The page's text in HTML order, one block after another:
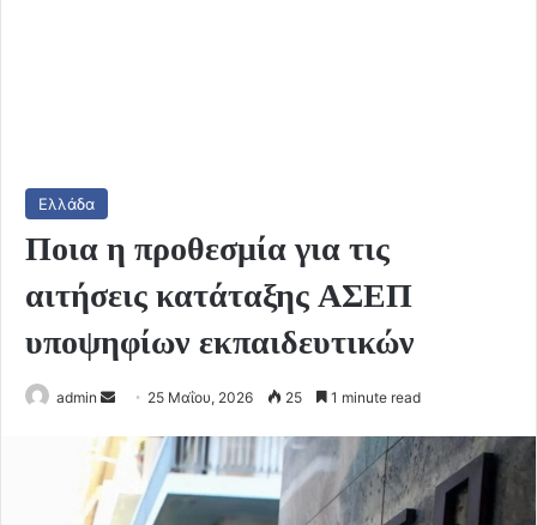
Ελλάδα
Ποια η προθεσμία για τις
αιτήσεις κατάταξης ΑΣΕΠ
υποψηφίων εκπαιδευτικών
admin
Send
email
25 Μαΐου, 2026 25 1 minute read